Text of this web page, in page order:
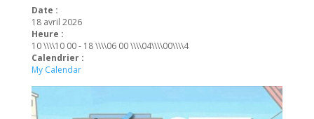
Date :
18 avril 2026
Heure :
10 \\\\10 00- 18 \\\\06 00 \\\\04\\\\00\\\\4
Calendrier :
My Calendar